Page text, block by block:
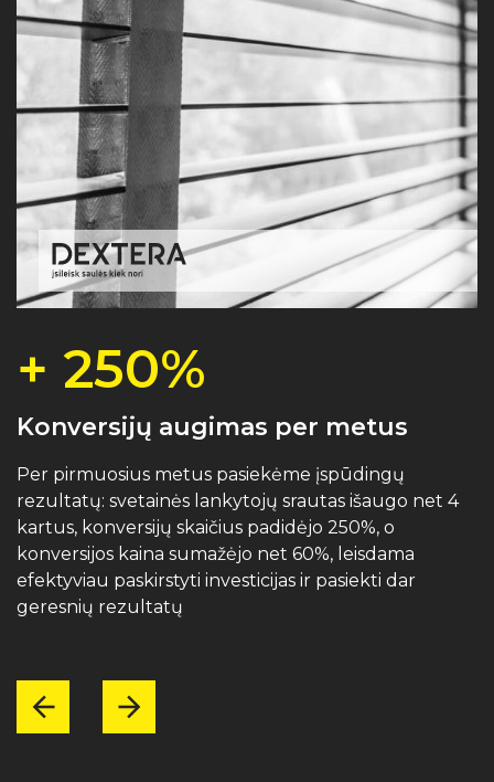
+ 250%
Konversijų augimas per metus
Per pirmuosius metus pasiekėme įspūdingų
rezultatų: svetainės lankytojų srautas išaugo net 4
kartus, konversijų skaičius padidėjo 250%, o
konversijos kaina sumažėjo net 60%, leisdama
efektyviau paskirstyti investicijas ir pasiekti dar
geresnių rezultatų